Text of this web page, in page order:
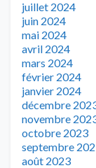
juillet 2024
juin 2024
mai 2024
avril 2024
mars 2024
février 2024
janvier 2024
décembre
novembre
octobre 2023
septembre
août 2023